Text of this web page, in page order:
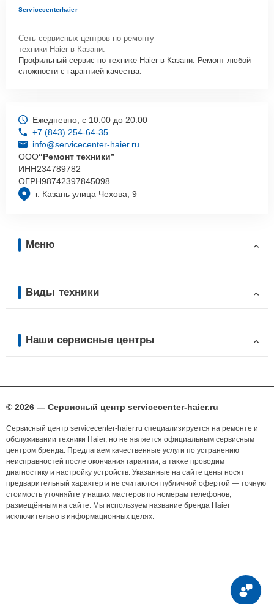
Servicecenterhaier
Сеть сервисных центров по ремонту
техники Haier в Казани.
Профильный сервис по технике Haier в Казани. Ремонт любой
сложности с гарантией качества.
г. Казань улица Чехова, 9
Ежедневно, с 10:00 до 20:00
+7 (843) 254-64-35
info@servicecenter-haier.ru
ООО“Ремонт техники”
ИНН234789782
ОГРН98742397845098
Меню
Виды техники
Наши сервисные центры
© 2026 — Сервисный центр servicecenter-haier.ru
Сервисный центр servicecenter-haier.ru специализируется на ремонте и
обслуживании техники Haier, но не является официальным сервисным
центром бренда. Предлагаем качественные услуги по устранению
неисправностей после окончания гарантии, а также проводим
диагностику и настройку устройств. Указанные на сайте цены носят
предварительный характер и не считаются публичной офертой — точную
стоимость уточняйте у наших мастеров по номерам телефонов,
размещённым на сайте. Мы используем название бренда Haier
исключительно в информационных целях.